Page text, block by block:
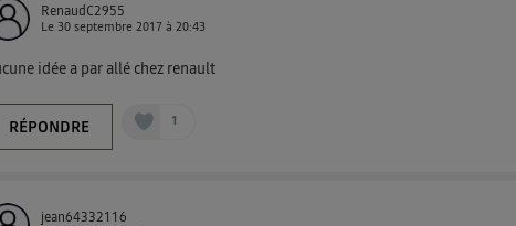
RenaudC2955
Le30 septembre 2017 à20:43
idée a par allé chez renault
RÉPONDRE 1
jean64332116